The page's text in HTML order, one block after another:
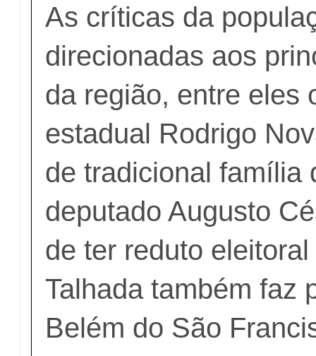
As críticas da
direcionadas aos
da região, entre eles
estadual Rodrigo
de tradicional família
deputado Augusto
de ter reduto
Talhada também faz
Belém do São